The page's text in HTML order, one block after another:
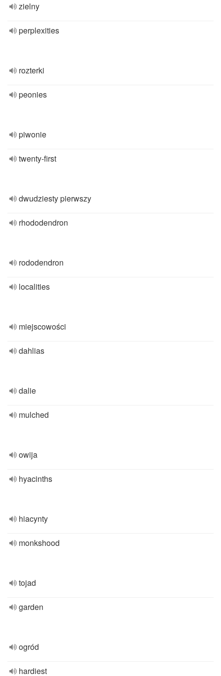
zielny
perplexities
rozterki
peonies
piwonie
twenty-first
dwudziesty pierwszy
rhododendron
rododendron
localities
miejscowości
dahlias
dalie
mulched
owija
hyacinths
hiacynty
monkshood
tojad
garden
ogród
hardiest